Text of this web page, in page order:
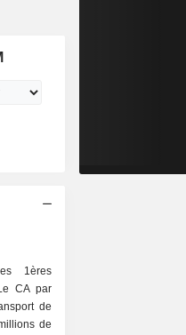
1ères
CA par
de